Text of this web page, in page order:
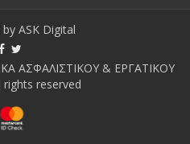
by ASK Digital
ΑΣΦΑΛΙΣΤΙΚΟΥ & ΕΡΓΑΤΙΚΟΥ
rights reserved